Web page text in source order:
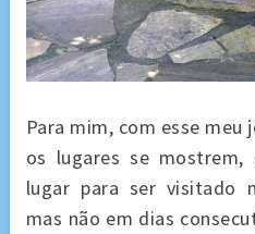
Para mim, com esse
os lugares se mostrem,
lugar para ser visitado
mas não em dias